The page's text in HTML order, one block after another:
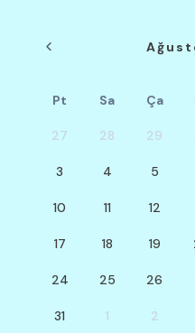
Pt Sa Ça
27 28 29
3 4 5
10 11 12
17 18 19
24 25 26
31 1 2